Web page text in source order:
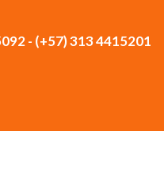
- (+57) 313 4415201